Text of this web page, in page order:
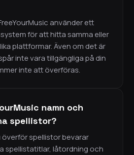
använder ett
för att hitta samma eller
plattformar. Även om det är
inte vara tillgängliga på din
inte att överföras.
namn och
spellistor?
överför spellistor bevarar
spellistatitlar, låtordning och